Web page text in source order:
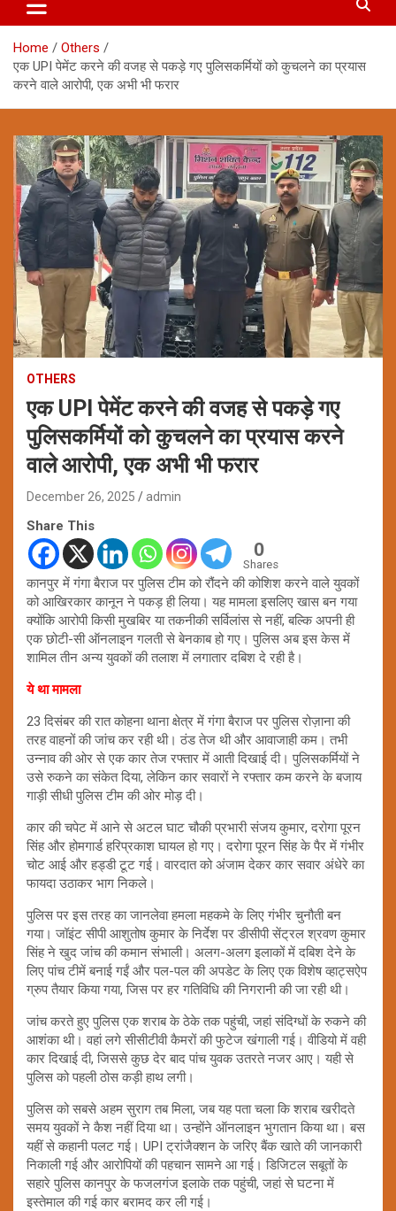
Home
Others
एक UPI पेमेंट करने की वजह से पकड़े गए पुलिसकर्मियों को कुचलने का प्रयास
करने वाले आरोपी, एक अभी भी फरार
OTHERS
एक UPI पेमेंट करने की वजह से पकड़े गए
पुलिसकर्मियों को कुचलने का प्रयास करने
वाले आरोपी, एक अभी भी फरार
December 26, 2025 admin
Share This
0
Shares
कानपुर में गंगा बैराज पर पुलिस टीम को रौंदने की कोशिश करने वाले युवकों
को आखिरकार कानून ने पकड़ ही लिया। यह मामला इसलिए खास बन गया
क्योंकि आरोपी किसी मुखबिर या तकनीकी सर्विलांस से नहीं, बल्कि अपनी ही
एक छोटी-सी ऑनलाइन गलती से बेनकाब हो गए। पुलिस अब इस केस में
शामिल तीन अन्य युवकों की तलाश में लगातार दबिश दे रही है।
ये था मामला
23 दिसंबर की रात कोहना थाना क्षेत्र में गंगा बैराज पर पुलिस रोज़ाना की
तरह वाहनों की जांच कर रही थी। ठंड तेज थी और आवाजाही कम। तभी
उन्नाव की ओर से एक कार तेज रफ्तार में आती दिखाई दी। पुलिसकर्मियों ने
उसे रुकने का संकेत दिया, लेकिन कार सवारों ने रफ्तार कम करने के बजाय
गाड़ी सीधी पुलिस टीम की ओर मोड़ दी।
कार की चपेट में आने से अटल घाट चौकी प्रभारी संजय कुमार, दरोगा पूरन
सिंह और होमगार्ड हरिप्रकाश घायल हो गए। दरोगा पूरन सिंह के पैर में गंभीर
चोट आई और हड्डी टूट गई। वारदात को अंजाम देकर कार सवार अंधेरे का
फायदा उठाकर भाग निकले।
पुलिस पर इस तरह का जानलेवा हमला महकमे के लिए गंभीर चुनौती बन
गया। जॉइंट सीपी आशुतोष कुमार के निर्देश पर डीसीपी सेंट्रल श्रवण कुमार
सिंह ने खुद जांच की कमान संभाली। अलग-अलग इलाकों में दबिश देने के
लिए पांच टीमें बनाई गईं और पल-पल की अपडेट के लिए एक विशेष व्हाट्सऐप
ग्रुप तैयार किया गया, जिस पर हर गतिविधि की निगरानी की जा रही थी।
जांच करते हुए पुलिस एक शराब के ठेके तक पहुंची, जहां संदिग्धों के रुकने की
आशंका थी। वहां लगे सीसीटीवी कैमरों की फुटेज खंगाली गई। वीडियो में वही
कार दिखाई दी, जिससे कुछ देर बाद पांच युवक उतरते नजर आए। यही से
पुलिस को पहली ठोस कड़ी हाथ लगी।
पुलिस को सबसे अहम सुराग तब मिला, जब यह पता चला कि शराब खरीदते
समय युवकों ने कैश नहीं दिया था। उन्होंने ऑनलाइन भुगतान किया था। बस
यहीं से कहानी पलट गई। UPI ट्रांजैक्शन के जरिए बैंक खाते की जानकारी
निकाली गई और आरोपियों की पहचान सामने आ गई। डिजिटल सबूतों के
सहारे पुलिस कानपुर के फजलगंज इलाके तक पहुंची, जहां से घटना में
इस्तेमाल की गई कार बरामद कर ली गई।